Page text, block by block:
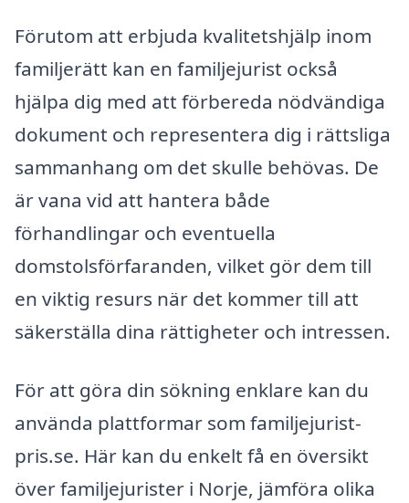
Förutom att erbjuda kvalitetshjälp inom
familjerätt kan en familjejurist också
hjälpa dig med att förbereda nödvändiga
dokument och representera dig i rättsliga
sammanhang om det skulle behövas. De
är vana vid att hantera både
förhandlingar och eventuella
domstolsförfaranden, vilket gör dem till
en viktig resurs när det kommer till att
säkerställa dina rättigheter och intressen.
För att göra din sökning enklare kan du
använda plattformar som familjejurist-
pris.se. Här kan du enkelt få en översikt
över familjejurister i Norje, jämföra olika